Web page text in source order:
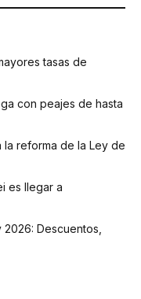
tasas de
con peajes de hasta
la reforma de la Ley de
es llegar a
Descuentos,